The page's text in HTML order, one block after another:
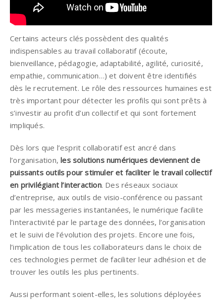
Certains acteurs clés possèdent des qualités
indispensables au travail collaboratif (écoute,
bienveillance, pédagogie, adaptabilité, agilité, curiosité,
empathie, communication…) et doivent être identifiés
dès le recrutement. Le rôle des ressources humaines est
très important pour détecter les profils qui sont prêts à
s’investir au profit d’un collectif et qui sont fortement
impliqués.
Dès lors que l’esprit collaboratif est ancré dans
l’organisation,les solutions numériques deviennent de
puissants outils pour stimuler et faciliter le travail collectif
en privilégiant l’interaction. Des réseaux sociaux
d’entreprise, aux outils de visio-conférence ou passant
par les messageries instantanées, le numérique facilite
l’interactivité par le partage des données, l’organisation
et le suivi de l’évolution des projets. Encore une fois,
l’implication de tous les collaborateurs dans le choix de
ces technologies permet de faciliter leur adhésion et de
trouver les outils les plus pertinents.
Aussi performant soient-elles, les solutions déployées